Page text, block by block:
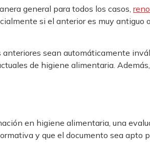
general para todos los casos,
si el anterior es muy antiguo
sean automáticamente
de higiene alimentaria.
en higiene alimentaria, una
y que el documento sea apto